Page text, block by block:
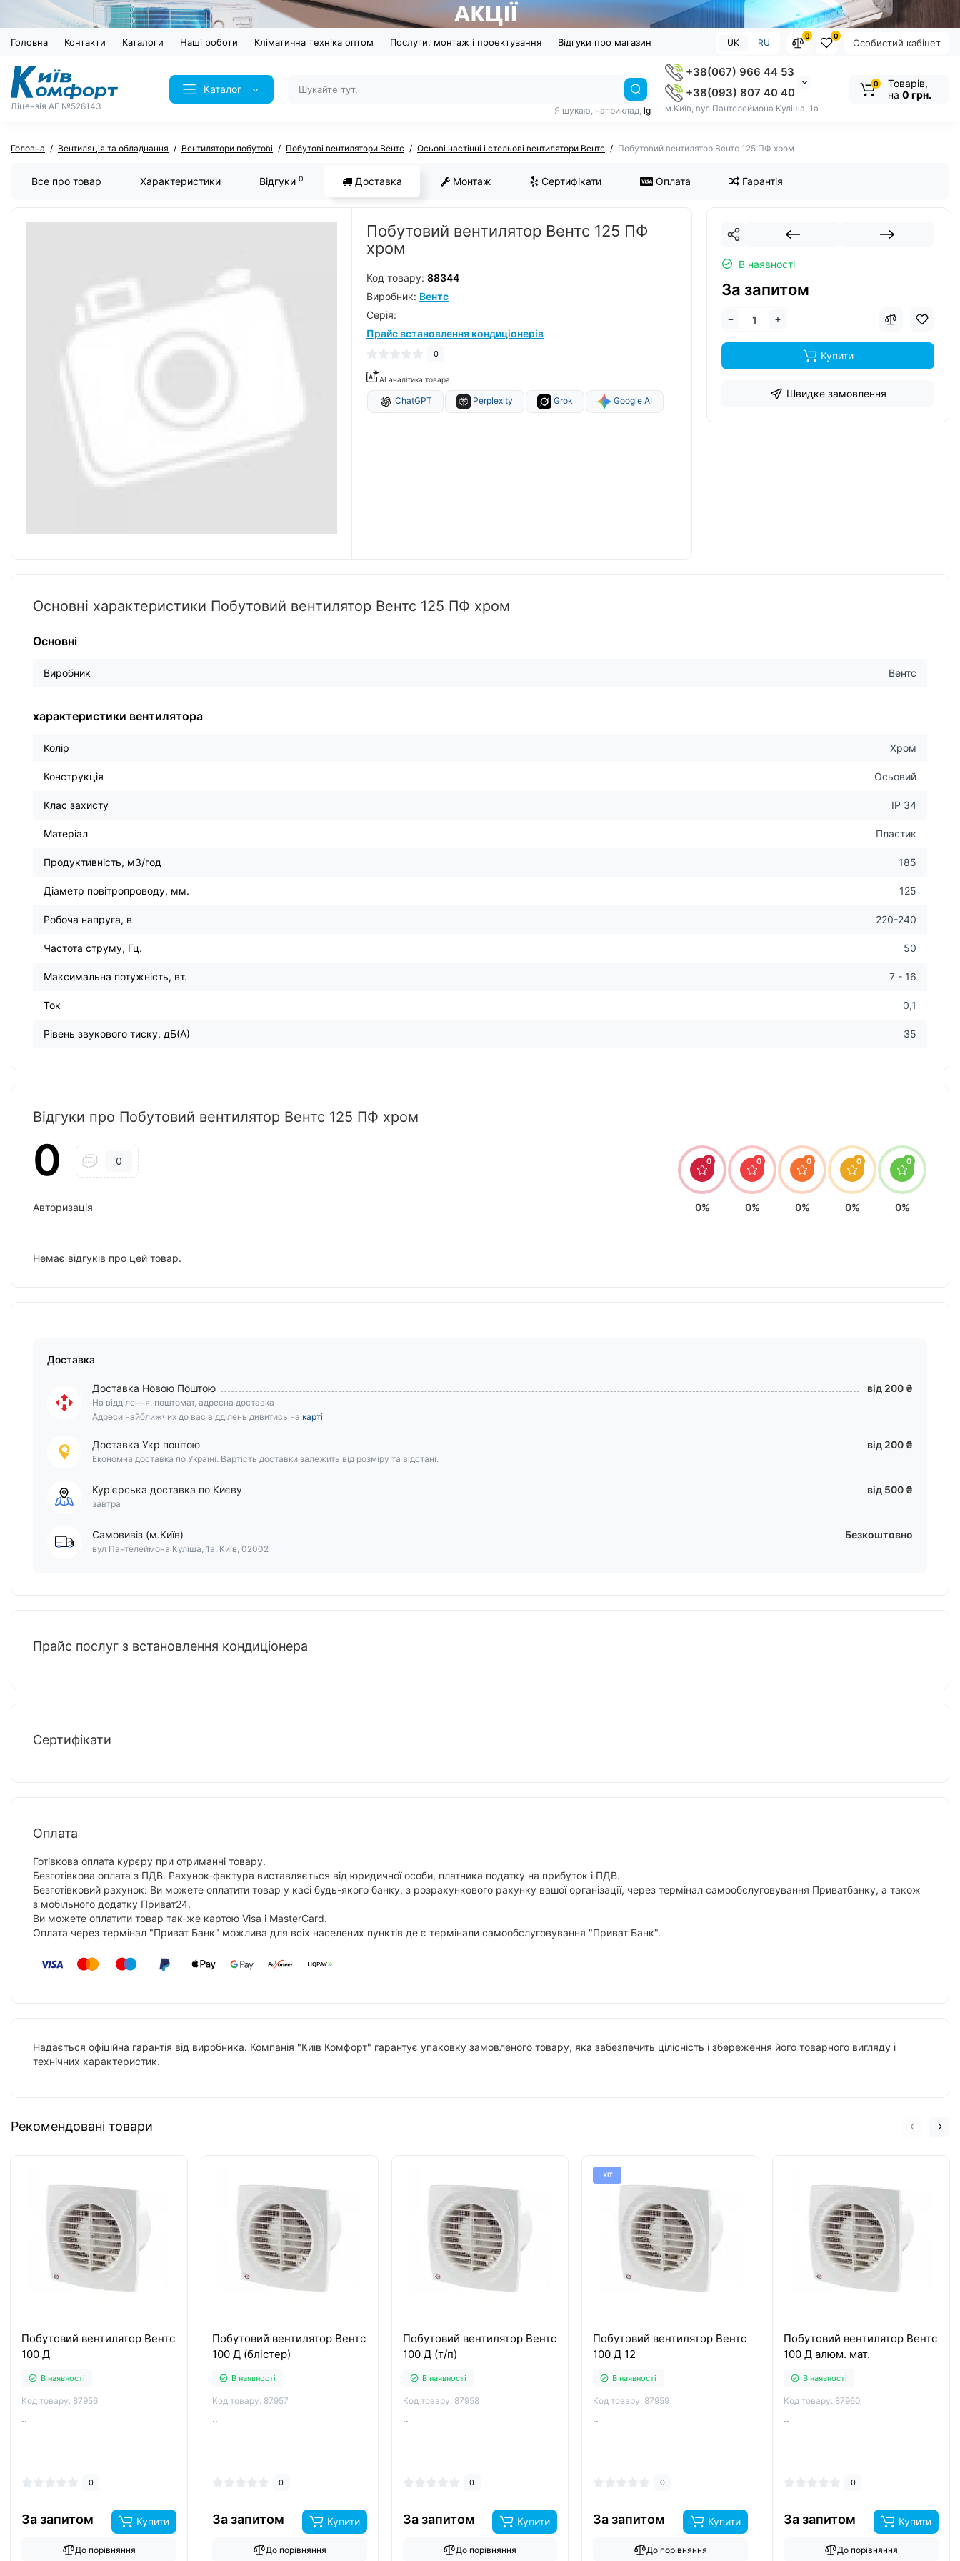
Головна Контакти Каталоги Наші роботи Кліматична техніка оптом Послуги, монтаж і проектування Відгуки про магазин Особистий кабінет
0
0
UK RU
Ліцензія AE №526143
Каталог
+38(067) 966 44 53
+38(093) 807 40 40
м.Київ, вул Пантелеймона Куліша, 1а
Я шукаю, наприклад, lg
0
Товарів,
на 0 грн.
Головна Вентиляція та обладнання Вентилятори побутові Побутові вентилятори Вентс Осьові настінні і стельові вентилятори Вентс Побутовий вентилятор Вентс 125 ПФ хром
Все про товар Характеристики Відгуки 0 Доставка Монтаж Сертифікати Оплата Гарантія
Побутовий вентилятор Вентс 125 ПФ
хром
Код товару: 88344
Виробник: Вентс
Серiя:
Прайс встановлення кондиціонерів
0
AI аналітика товара
ChatGPT Perplexity Grok Google AI
В наявності
За запитом
Купити
Швидке замовлення
Основні характеристики Побутовий вентилятор Вентс 125 ПФ хром
Основні
Виробник Вентс
характеристики вентилятора
Колір Хром
Конструкція Осьовий
Клас захисту IP 34
Матеріал Пластик
Продуктивність, м3/год 185
Діаметр повітропроводу, мм. 125
Робоча напруга, в 220-240
Частота струму, Гц. 50
Максимальна потужність, вт. 7 - 16
Ток 0,1
Рівень звукового тиску, дБ(А) 35
Відгуки про Побутовий вентилятор Вентс 125 ПФ хром
0 0
Авторизація
0
0%
0
0%
0
0%
0
0%
0
0%
Немає відгуків про цей товар.
Доставка
Доставка Новою Поштою
На відділення, поштомат, адресна доставка
Адреси найближчих до вас відділень дивитись на карті
від 200 ₴
Доставка Укр поштою
Економна доставка по Україні. Вартість доставки залежить від розміру та відстані.
від 200 ₴
Кур'єрська доставка по Києву
завтра
від 500 ₴
Самовивіз (м.Київ)
вул Пантелеймона Куліша, 1а, Київ, 02002
Безкоштовно
Прайс послуг з встановлення кондиціонера
Сертифікати
Оплата
Готівкова оплата курєру при отриманні товару.
Безготівкова оплата з ПДВ. Рахунок-фактура виставляється від юридичної особи, платника податку на прибуток і ПДВ.
Безготівковий рахунок: Ви можете оплатити товар у касі будь-якого банку, з розрахункового рахунку вашої організації, через термінал самообслуговування Приватбанку, а також
з мобільного додатку Приват24.
Ви можете оплатити товар так-же картою Visa і MasterCard.
Оплата через термінал "Приват Банк" можлива для всіх населених пунктів де є термінали самообслуговування "Приват Банк".
Надається офіційна гарантія від виробника. Компанія "Київ Комфорт" гарантує упаковку замовленого товару, яка забезпечить цілісність і збереження його товарного вигляду і
технічних характеристик.
Рекомендовані товари
Побутовий вентилятор Вентс
100 Д
В наявності
Код товару: 87956
..
0
За запитом Купити
До порівняння
Побутовий вентилятор Вентс
100 Д (блістер)
В наявності
Код товару: 87957
..
0
За запитом Купити
До порівняння
Побутовий вентилятор Вентс
100 Д (т/п)
В наявності
Код товару: 87958
..
0
За запитом Купити
До порівняння
ХІТ
Побутовий вентилятор Вентс
100 Д 12
В наявності
Код товару: 87959
..
0
За запитом Купити
До порівняння
Побутовий вентилятор Вентс
100 Д алюм. мат.
В наявності
Код товару: 87960
..
0
За запитом Купити
До порівняння